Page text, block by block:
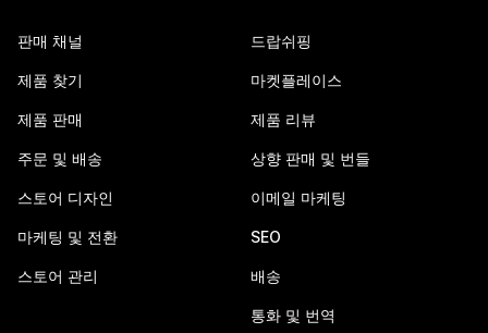
판매 채널
제품 찾기
제품 판매
주문 및 배송
스토어 디자인
마케팅 및 전환
스토어 관리
드랍쉬핑
마켓플레이스
제품 리뷰
상향 판매 및 번들
이메일 마케팅
SEO
배송
통화 및 번역